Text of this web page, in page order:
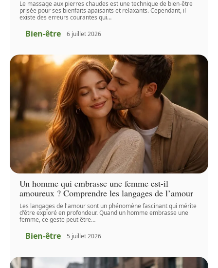
Le massage aux pierres chaudes est une technique de bien-être
prisée pour ses bienfaits apaisants et relaxants. Cependant, il
existe des erreurs courantes qui…
Bien-être 6 juillet 2026
Un homme qui embrasse une femme est-il
amoureux ? Comprendre les langages de l’amour
Les langages de l'amour sont un phénomène fascinant qui mérite
d'être exploré en profondeur. Quand un homme embrasse une
femme, ce geste peut être…
Bien-être 5 juillet 2026